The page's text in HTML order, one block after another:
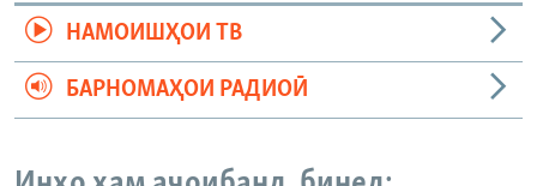
НАМОИШҲОИ ТВ
БАРНОМАҲОИ РАДИОӢ